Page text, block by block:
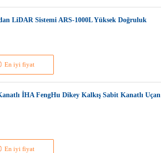
LiDAR Sistemi ARS-1000L Yüksek Doğruluk
En iyi fiyat
İHA FengHu Dikey Kalkış Sabit Kanatlı Uçan
En iyi fiyat